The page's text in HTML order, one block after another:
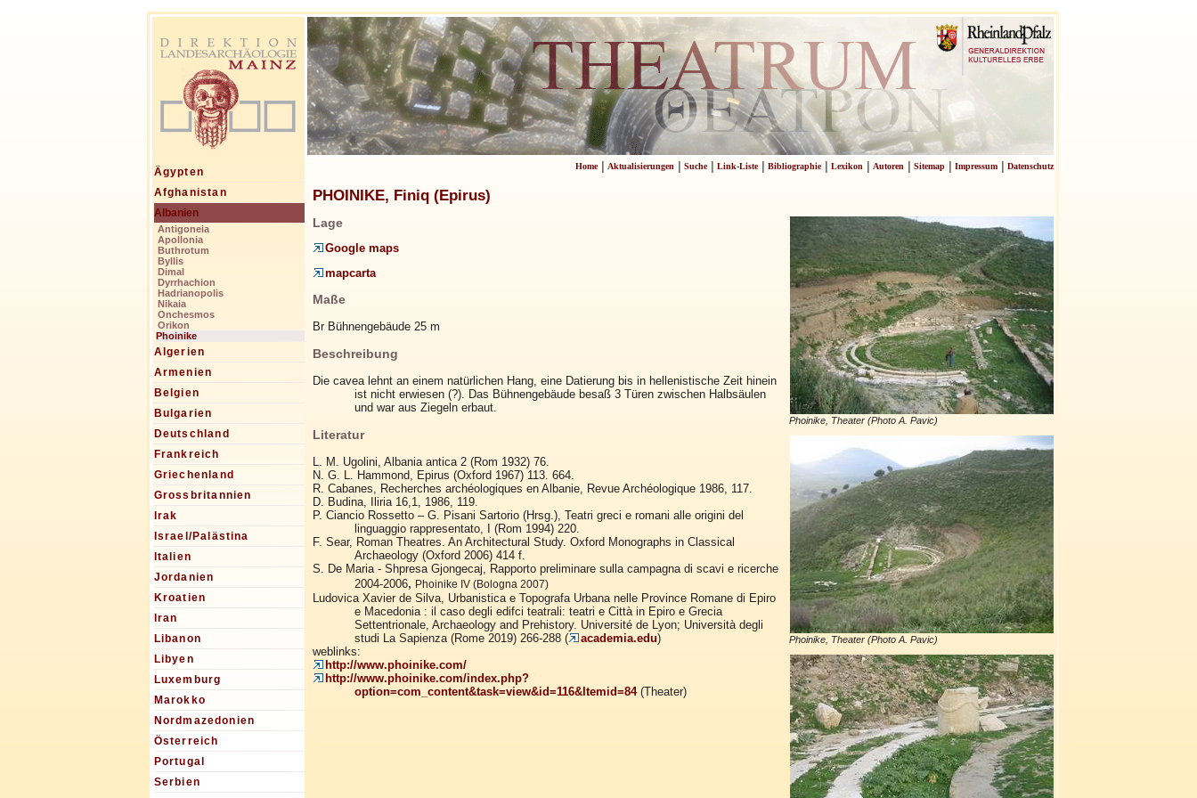
Ägypten
Afghanistan
Albanien
Antigoneia
Apollonia
Buthrotum
Byllis
Dimal
Dyrrhachion
Hadrianopolis
Nikaia
Onchesmos
Orikon
Phoinike
Algerien
Armenien
Belgien
Bulgarien
Deutschland
Frankreich
Griechenland
Grossbritannien
Irak
Israel/Palästina
Italien
Jordanien
Kroatien
Iran
Libanon
Libyen
Luxemburg
Marokko
Nordmazedonien
Österreich
Portugal
Serbien
Home| Aktualisierungen| Suche| Link-Liste| Bibliographie| Lexikon| Autoren| Sitemap| Impressum| Datenschutz
PHOINIKE, Finiq (Epirus)
Phoinike, Theater (Photo A. Pavic)
Phoinike, Theater (Photo A. Pavic)
Lage
Google maps
mapcarta
Maße
Br Bühnengebäude 25 m
Beschreibung
Die cavea lehnt an einem natürlichen Hang, eine Datierung bis in hellenistische Zeit hinein
ist nicht erwiesen (?). Das Bühnengebäude besaß 3 Türen zwischen Halbsäulen
und war aus Ziegeln erbaut.
Literatur
L. M. Ugolini, Albania antica 2 (Rom 1932) 76.
N. G. L. Hammond, Epirus (Oxford 1967) 113. 664.
R. Cabanes, Recherches archéologiques en Albanie, Revue Archéologique 1986, 117.
D. Budina, Iliria 16,1, 1986, 119.
P. Ciancio Rossetto – G. Pisani Sartorio (Hrsg.), Teatri greci e romani alle origini del
linguaggio rappresentato, I (Rom 1994) 220.
F. Sear, Roman Theatres. An Architectural Study. Oxford Monographs in Classical
Archaeology (Oxford 2006) 414 f.
S. De Maria - Shpresa Gjongecaj, Rapporto preliminare sulla campagna di scavi e ricerche
2004-2006, Phoinike IV (Bologna 2007)
Ludovica Xavier de Silva, Urbanistica e Topografa Urbana nelle Province Romane di Epiro
e Macedonia : il caso degli edifci teatrali: teatri e Città in Epiro e Grecia
Settentrionale, Archaeology and Prehistory. Université de Lyon; Università degli
studi La Sapienza (Rome 2019) 266-288 (
academia.edu)
weblinks:
http://www.phoinike.com/
http://www.phoinike.com/index.php?
option=com_content&task=view&id=116&Itemid=84(Theater)